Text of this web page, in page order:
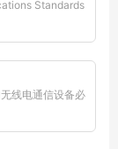
Standards
洲电信标准化
线电通信设备必